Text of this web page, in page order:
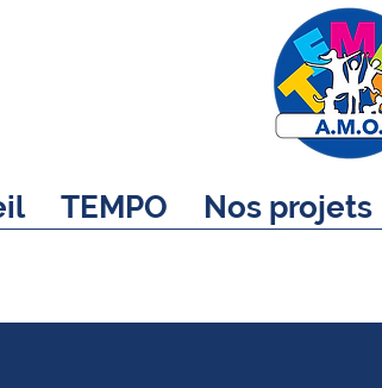
TEMPO Nos projets